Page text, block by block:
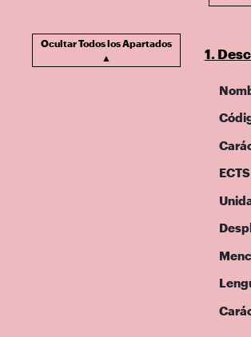
Ocultar Todos los Apartados
▲
1.
ECTS